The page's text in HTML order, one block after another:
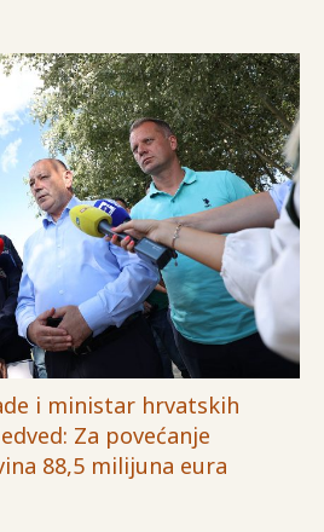
i ministar hrvatskih
Za povećanje
88,5 milijuna eura